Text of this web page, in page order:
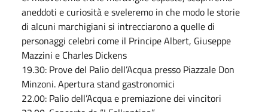
aneddoti e curiosità e sveleremo in che modo le storie
di alcuni marchigiani si intrecciarono a quelle di
personaggi celebri come il Principe Albert, Giuseppe
Mazzini e Charles Dickens
19.30: Prove del Palio dell’Acqua presso Piazzale Don
Minzoni. Apertura stand gastronomici
22.00: Palio dell’Acqua e premiazione dei vincitori